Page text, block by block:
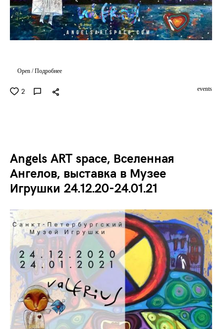
Open / Подробнее
2 events
Angels ART space, Вселенная
Ангелов, выставка в Музее
Игрушки 24.12.20-24.01.21